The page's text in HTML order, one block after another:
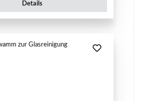
Details